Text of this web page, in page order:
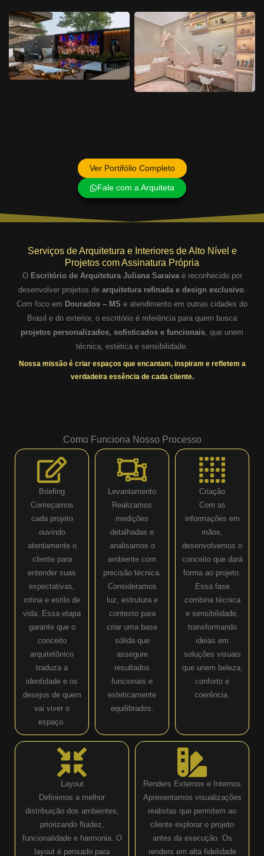
Ver Portifólio Completo
Fale com a Arquiteta
Serviços de Arquitetura e Interiores de Alto Nível e
Projetos com Assinatura Própria
O Escritório de Arquitetura Juliana Saraivaé reconhecido por
desenvolver projetos de arquitetura refinada e design exclusivo.
Com foco em Dourados – MS e atendimento em outras cidades do
Brasil e do exterior, o escritório é referência para quem busca
projetos personalizados, sofisticados e funcionais , que unem
técnica, estética e sensibilidade.
Nossa missão é criar espaços que encantam, inspiram e refletem a
verdadeira essência de cada cliente.
Como Funciona Nosso Processo
Briefing
Começamos
cada projeto
ouvindo
atentamente o
cliente para
entender suas
expectativas,
rotina e estilo de
vida. Essa etapa
garante que o
conceito
arquitetônico
traduza a
identidade e os
desejos de quem
vai viver o
espaço.
Levantamento
Realizamos
medições
detalhadas e
analisamos o
ambiente com
precisão técnica.
Consideramos
luz, estrutura e
contexto para
criar uma base
sólida que
assegure
resultados
funcionais e
esteticamente
equilibrados.
Criação
Com as
informações em
mãos,
desenvolvemos o
conceito que dará
forma ao projeto.
Essa fase
combina técnica
e sensibilidade,
transformando
ideias em
soluções visuais
que unem beleza,
conforto e
coerência.
Layout
Definimos a melhor
distribuição dos ambientes,
priorizando fluidez,
funcionalidade e harmonia. O
layout é pensado para
Renders Externos e Internos
Apresentamos visualizações
realistas que permitem ao
cliente explorar o projeto
antes da execução. Os
renders em alta fidelidade